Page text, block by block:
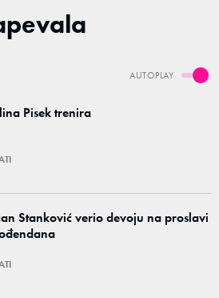
AUTOPLAY
Pisek trenira
Stanković verio devoju na proslavi